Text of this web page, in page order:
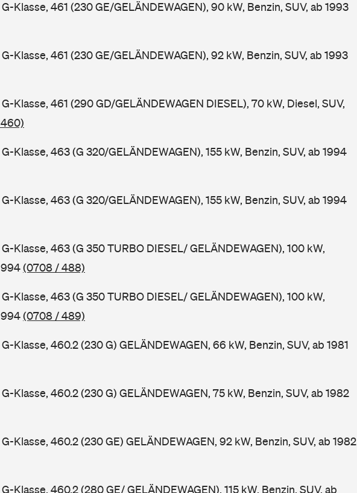
Klasse, 461 (230 GE/GELÄNDEWAGEN), 90 kW, Benzin, SUV, ab 1993
Klasse, 461 (230 GE/GELÄNDEWAGEN), 92 kW, Benzin, SUV, ab 1993
Klasse, 461 (290 GD/GELÄNDEWAGEN DIESEL), 70 kW, Diesel, SUV,
Klasse, 463 (G 320/GELÄNDEWAGEN), 155 kW, Benzin, SUV, ab 1994
Klasse, 463 (G 320/GELÄNDEWAGEN), 155 kW, Benzin, SUV, ab 1994
Klasse, 463 (G 350 TURBO DIESEL/ GELÄNDEWAGEN), 100 kW,
(0708 / 488)
Klasse, 463 (G 350 TURBO DIESEL/ GELÄNDEWAGEN), 100 kW,
(0708 / 489)
Klasse, 460.2 (230 G) GELÄNDEWAGEN, 66 kW, Benzin, SUV, ab 1981
Klasse, 460.2 (230 G) GELÄNDEWAGEN, 75 kW, Benzin, SUV, ab 1982
Klasse, 460.2 (230 GE) GELÄNDEWAGEN, 92 kW, Benzin, SUV, ab 1982
Klasse, 460.2 (280 GE/ GELÄNDEWAGEN), 115 kW, Benzin, SUV, ab